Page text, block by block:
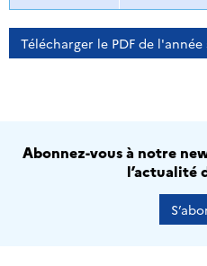
Télécharger le PDF de
Abonnez-vous à notre
l’actualité